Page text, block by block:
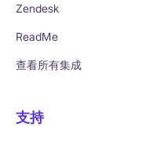
Zendesk
ReadMe
查看所有集成
支持